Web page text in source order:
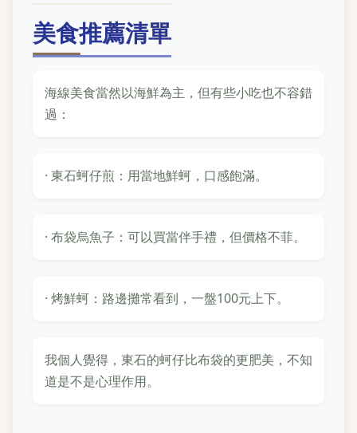
美食推薦清單
海線美食當然以海鮮為主，但有些小吃也不容錯
過：
· 東石蚵仔煎：用當地鮮蚵，口感飽滿。
· 布袋烏魚子：可以買當伴手禮，但價格不菲。
· 烤鮮蚵：路邊攤常看到，一盤100元上下。
我個人覺得，東石的蚵仔比布袋的更肥美，不知
道是不是心理作用。